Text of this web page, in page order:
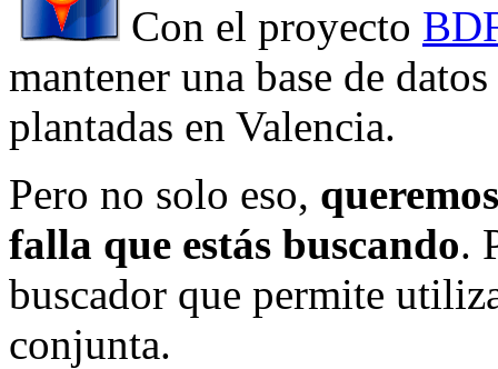
Con el proyecto
mantener una base de
plantadas en Valencia.
Pero no solo eso,
falla que estás buscando.
buscador que permite
conjunta.